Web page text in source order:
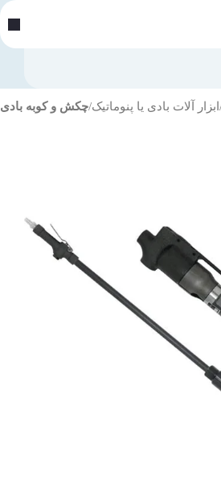
ابزار آلات بادی یا پنوماتیک چکش و کوبه بادی